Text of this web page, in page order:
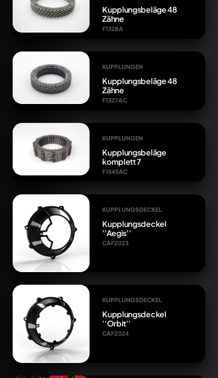
Kupplungsbeläge 48
Zähne
F1328A
KUPPLUNGEN
Kupplungsbeläge 48
Zähne
F1327AC
KUPPLUNGEN
Kupplungsbeläge
komplett 7
F1545AC
KUPPLUNGSDECKEL
Kupplungsdeckel
''Aegis''
CAFZ023
KUPPLUNGSDECKEL
Kupplungsdeckel
''Orbit''
CAFZ024